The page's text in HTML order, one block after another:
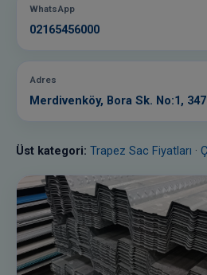
U Profil Fiyatları
Galvaniz Boru Fiyatları
Şeffaf Ondulin
Tüm ürünleri
WhatsApp
02165456000
Adres
Merdivenköy, Bora Sk. No:1,
Üst kategori: Trapez Sac Fiyatları ·